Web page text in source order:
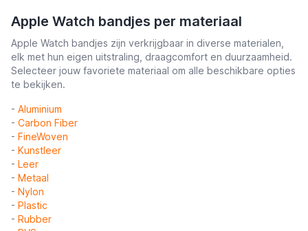
Apple Watch bandjes per materiaal
Apple Watch bandjes zijn verkrijgbaar in diverse materialen,
elk met hun eigen uitstraling, draagcomfort en duurzaamheid.
Selecteer jouw favoriete materiaal om alle beschikbare opties
te bekijken.
- Aluminium
- Carbon Fiber
- FineWoven
- Kunstleer
- Leer
- Metaal
- Nylon
- Plastic
- Rubber